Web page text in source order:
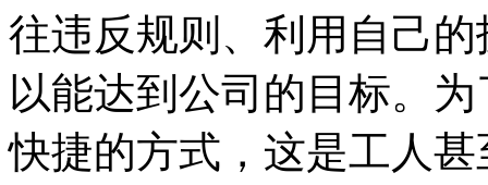
往违反规则、利用自己
以能达到公司的目标。
快捷的方式，这是工人